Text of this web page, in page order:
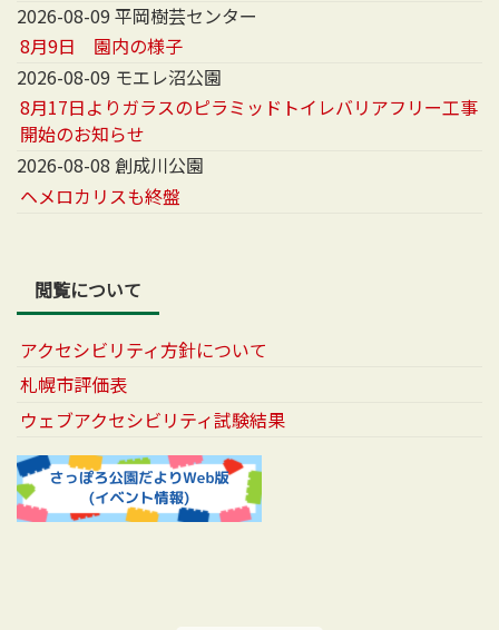
2026-08-09 平岡樹芸センター
8月9日 園内の様子
2026-08-09 モエレ沼公園
8月17日よりガラスのピラミッドトイレバリアフリー工事
開始のお知らせ
2026-08-08 創成川公園
ヘメロカリスも終盤
閲覧について
アクセシビリティ方針について
札幌市評価表
ウェブアクセシビリティ試験結果